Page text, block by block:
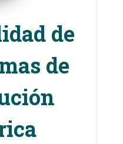
de
de